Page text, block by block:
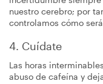
nuestro cerebro; por
controlamos cómo
4. Cuídate
Las horas
abuso de cafeína y